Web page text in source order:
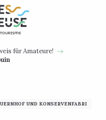
für Amateure!
UND KONSERVENFABRI